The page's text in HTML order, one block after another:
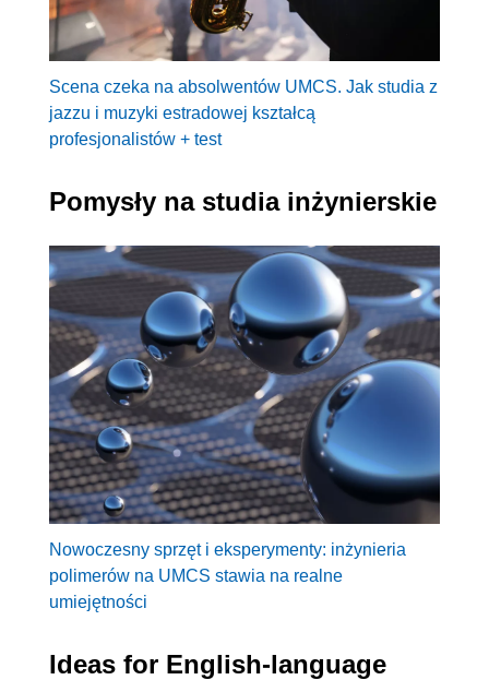
Scena czeka na absolwentów UMCS. Jak studia z
jazzu i muzyki estradowej kształcą
profesjonalistów + test
Pomysły na studia inżynierskie
Nowoczesny sprzęt i eksperymenty: inżynieria
polimerów na UMCS stawia na realne
umiejętności
Ideas for English-language